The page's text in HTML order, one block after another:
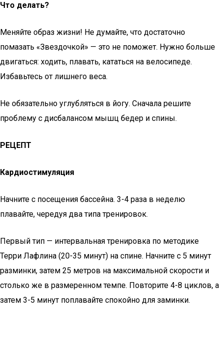
Что делать?
Меняйте образ жизни! Не думайте, что достаточно
помазать «Звездочкой» — это не поможет. Нужно больше
двигаться: ходить, плавать, кататься на велосипеде.
Избавьтесь от лишнего веса.
Не обязательно углубляться в йогу. Сначала решите
проблему с дисбалансом мышц бедер и спины.
РЕЦЕПТ
Кардиостимуляция
Начните с посещения бассейна. 3-4 раза в неделю
плавайте, чередуя два типа тренировок.
Первый тип — интервальная тренировка по методике
Терри Лафлина (20-35 минут) на спине. Начните с 5 минут
разминки, затем 25 метров на максимальной скорости и
столько же в размеренном темпе. Повторите 4-8 циклов, а
затем 3-5 минут поплавайте спокойно для заминки.